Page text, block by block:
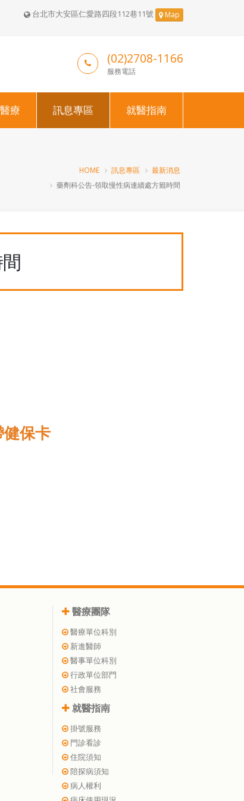
台北市大安區仁愛路四段112巷11號 Map
(02)2708-1166
服務電話
療 訊息專區 就醫指南
HOME 訊息專區
最新消息
藥劑科公告-領取慢性病連續處方籤時間
保卡
醫療團隊
醫療單位科別
新進醫師
醫事單位科別
行政單位部門
社會服務
就醫指南
掛號服務
門診看診
住院須知
陪探病須知
病人權利